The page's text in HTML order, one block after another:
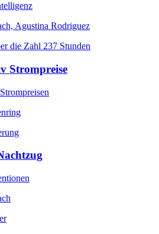
Agustina Rodriguez
Strompreise